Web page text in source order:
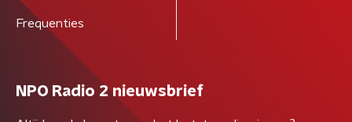
Frequenties
NPO Radio 2 nieuwsbrief